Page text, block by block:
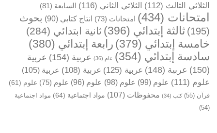
الثلاثي الثالث (112) الثلاثي الثاني (116) السابعة (81)
امتحانات (434) امتحانات (73) انتاج كتابي (90)
بحوث
(195)
ثالثة إبتدائي (396) ثانية ابتدائي (284)
خامسة إبتدائي (379) رابعة إبتدائي (380)
سادسة إبتدائي (354) عام (36) عربية (154)
عربية
(150)
عربية (148) عربية (125) عربية (108) عربية (105)
علوم (111) علوم (99) علوم (98) علوم (96) علوم (75) علوم (61)
قرآن (55) كتب (34) محفوظات (107) مواد اجتماعية (64)
مواد اجتماعية
(54)